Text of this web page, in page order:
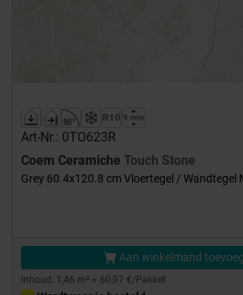
Art-Nr.: 0TO623R
Coem Ceramiche Touch Stone
Grey 60.4x120.8 cm Vloertegel / Wandtegel
Aan winkelmand
Inhoud: 1,46 m² = 60,97 €/Pakket